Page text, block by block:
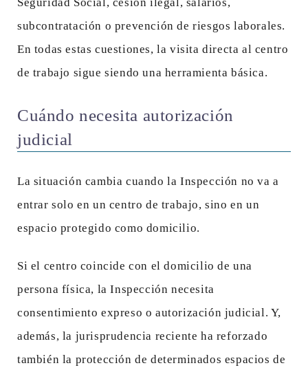
subcontratación o prevención de riesgos laborales.
En todas estas cuestiones, la visita directa al centro
de trabajo sigue siendo una herramienta básica.
Cuándo necesita autorización
judicial
La situación cambia cuando la Inspección no va a
entrar solo en un centro de trabajo, sino en un
espacio protegido como domicilio.
Si el centro coincide con el domicilio de una
persona física, la Inspección necesita
consentimiento expreso o autorización judicial. Y,
además, la jurisprudencia reciente ha reforzado
también la protección de determinados espacios de